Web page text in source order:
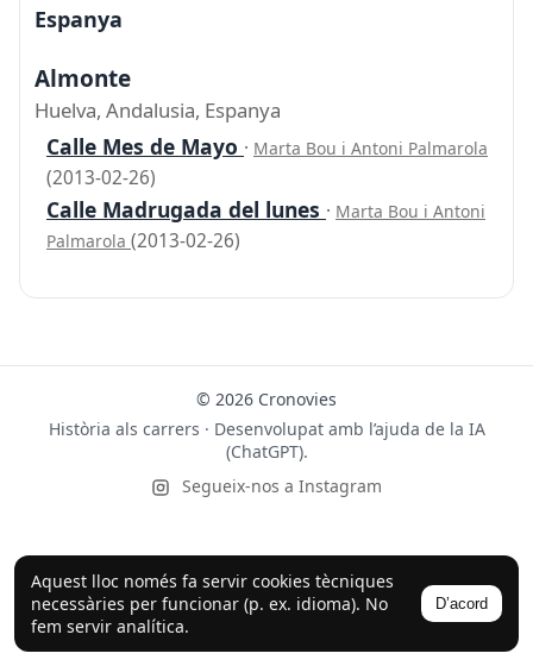
Aquest lloc només fa servir cookies tècniques
necessàries per funcionar (p. ex. idioma). No
fem servir analítica.
D’acord
Espanya
Almonte
Huelva, Andalusia, Espanya
Calle Mes de Mayo · Marta Bou i Antoni Palmarola
(2013-02-26)
Calle Madrugada del lunes · Marta Bou i Antoni
Palmarola (2013-02-26)
© 2026 Cronovies
Història als carrers · Desenvolupat amb l’ajuda de la IA
(ChatGPT).
Segueix-nos a Instagram